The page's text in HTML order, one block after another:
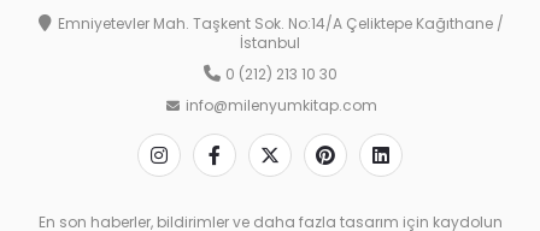
Emniyetevler Mah. Taşkent Sok. No:14/A Çeliktepe Kağıthane /
İstanbul
0 (212) 213 10 30
info@milenyumkitap.com
En son haberler, bildirimler ve daha fazla tasarım için kaydolun